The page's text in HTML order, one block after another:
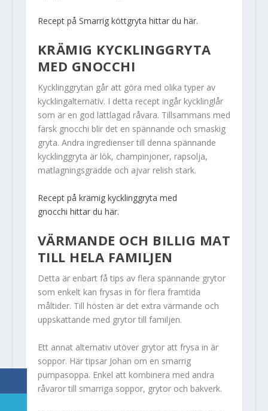
Recept på Smarrig köttgryta hittar du här.
KRÄMIG KYCKLINGGRYTA
MED GNOCCHI
Kycklinggrytan går att göra med olika typer av
kycklingalternativ. I detta recept ingår kycklinglår
som är en god lättlagad råvara. Tillsammans med
färsk gnocchi blir det en spännande och smaskig
gryta. Andra ingredienser till denna spännande
kycklinggryta är lök, champinjoner, rapsolja,
matlagningsgrädde och ajvar relish stark.
Recept på krämig kycklinggryta med
gnocchi hittar du här.
VÄRMANDE OCH BILLIG MAT
TILL HELA FAMILJEN
Detta är enbart få tips av flera spännande grytor
som enkelt kan frysas in för flera framtida
måltider. Till hösten är det extra värmande och
uppskattande med grytor till familjen.
Ett annat alternativ utöver grytor att frysa in är
soppor. Här tipsar Johan om en smarrig
pumpasoppa. Enkel att kombinera med andra
råvaror till smarriga soppor, grytor och bakverk.